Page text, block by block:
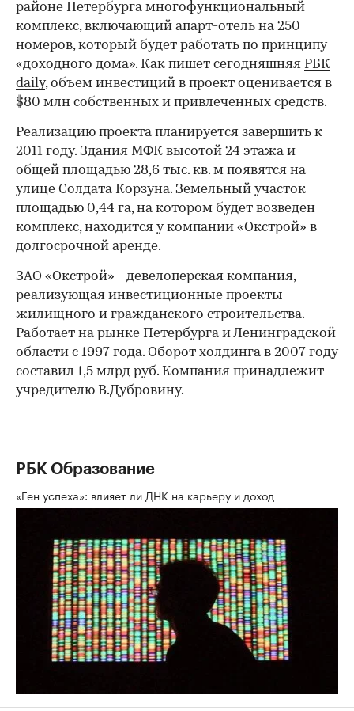
районе Петербурга многофункциональный
комплекс, включающий апарт-отель на 250
номеров, который будет работать по принципу
«доходного дома». Как пишет сегодняшняя РБК
daily, объем инвестиций в проект оценивается в
$80 млн собственных и привлеченных средств.
Реализацию проекта планируется завершить к
2011 году. Здания МФК высотой 24 этажа и
общей площадью 28,6 тыс. кв. м появятся на
улице Солдата Корзуна. Земельный участок
площадью 0,44 га, на котором будет возведен
комплекс, находится у компании «Окстрой» в
долгосрочной аренде.
ЗАО «Окстрой» - девелоперская компания,
реализующая инвестиционные проекты
жилищного и гражданского строительства.
Работает на рынке Петербурга и Ленинградской
области с 1997 года. Оборот холдинга в 2007 году
составил 1,5 млрд руб. Компания принадлежит
учредителю В.Дубровину.
РБК Образование
«Ген успеха»: влияет ли ДНК на карьеру и доход